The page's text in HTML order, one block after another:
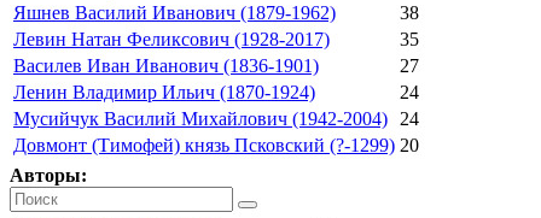
Яшнев Василий Иванович (1879-1962)
38
Левин Натан Феликсович (1928-2017)
35
Василев Иван Иванович (1836-1901)
27
Ленин Владимир Ильич (1870-1924)
24
Мусийчук Василий Михайлович (1942-2004)
24
Довмонт (Тимофей) князь Псковский (?-1299) 20
Авторы: